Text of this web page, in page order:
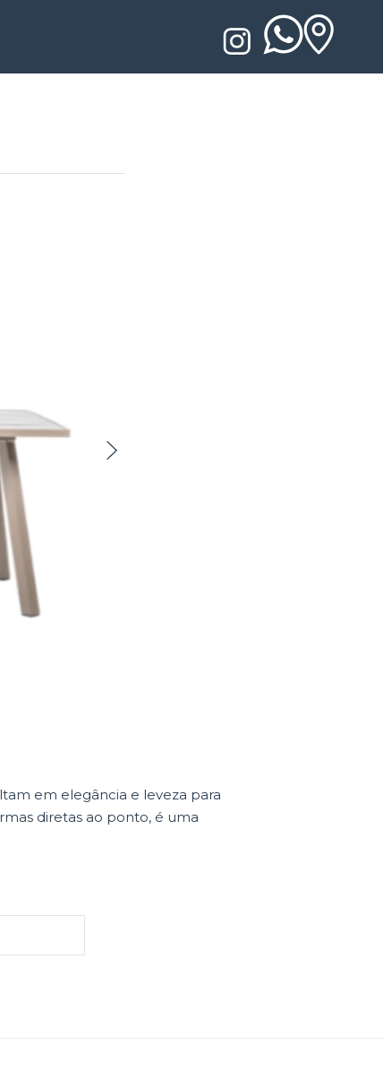
em elegância e leveza para
diretas ao ponto, é uma